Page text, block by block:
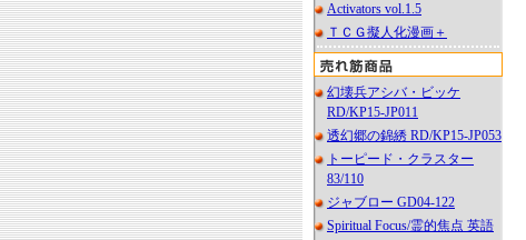
Activators vol.1.5
ＴＣＧ擬人化漫画＋
幻壊兵アシバ・ビッケ
RD/KP15-JP011
透幻郷の錦綉 RD/KP15-JP053
トーピード・クラスター
83/110
ジャブロー GD04-122
Spiritual Focus/霊的焦点 英語